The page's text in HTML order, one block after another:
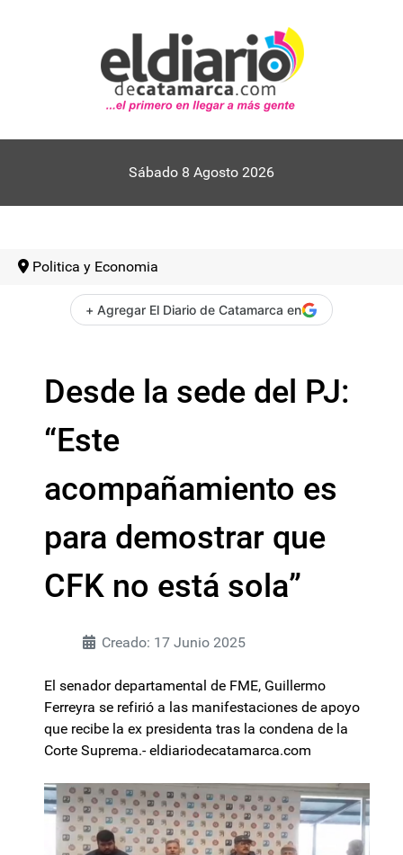
Sábado 8 Agosto 2026
Politica y Economia
+ Agregar El Diario de Catamarca en
Desde la sede del PJ:
“Este
acompañamiento es
para demostrar que
CFK no está sola”
Creado: 17 Junio 2025
El senador departamental de FME, Guillermo
Ferreyra se refirió a las manifestaciones de apoyo
que recibe la ex presidenta tras la condena de la
Corte Suprema.- eldiariodecatamarca.com